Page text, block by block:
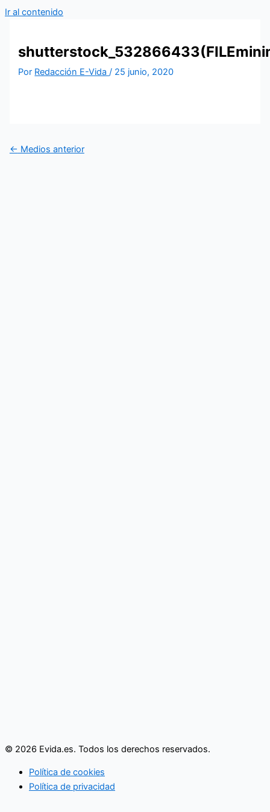
Ir al contenido
Por Redacción E-Vida/ 25 junio, 2020
← Medios anterior
© 2026 Evida.es. Todos los derechos reservados.
Política de cookies
Política de privacidad